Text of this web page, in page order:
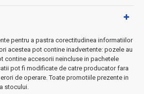
cu capac - pentru preparate medii
pentru măsurare precisă
a căldurii
care se potrivește oricărei bucătării
la temperaturi înalte
pentru a pastra corectitudinea informatiilor
acestea pot contine inadvertente: pozele au
contine accesorii neincluse in pachetele
pot fi modificate de catre producator fara
de operare. Toate promotiile prezente in
stocului.